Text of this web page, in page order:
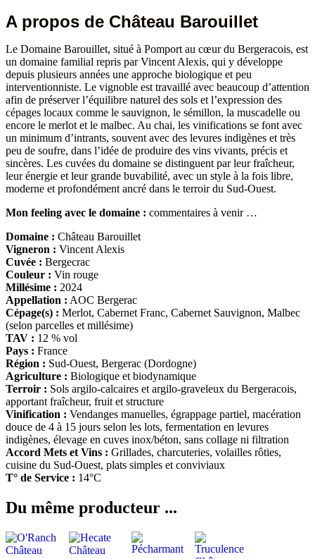
A propos de Château Barouillet
Le Domaine Barouillet, situé à Pomport au cœur du Bergeracois, est
un domaine familial repris par Vincent Alexis, qui y développe
depuis plusieurs années une approche biologique et peu
interventionniste. Le vignoble est travaillé avec beaucoup d’attention
afin de préserver l’équilibre naturel des sols et l’expression des
cépages locaux comme le sauvignon, le sémillon, la muscadelle ou
encore le merlot et le malbec. Au chai, les vinifications se font avec
un minimum d’intrants, souvent avec des levures indigènes et très
peu de soufre, dans l’idée de produire des vins vivants, précis et
sincères. Les cuvées du domaine se distinguent par leur fraîcheur,
leur énergie et leur grande buvabilité, avec un style à la fois libre,
moderne et profondément ancré dans le terroir du Sud-Ouest.
Mon feeling avec le domaine : commentaires à venir …
Domaine : Château Barouillet
Vigneron : Vincent Alexis
Cuvée : Bergecrac
Couleur : Vin rouge
Millésime : 2024
Appellation : AOC Bergerac
Cépage(s) : Merlot, Cabernet Franc, Cabernet Sauvignon, Malbec
(selon parcelles et millésime)
TAV : 12 % vol
Pays : France
Région : Sud-Ouest, Bergerac (Dordogne)
Agriculture : Biologique et biodynamique
Terroir : Sols argilo-calcaires et argilo-graveleux du Bergeracois,
apportant fraîcheur, fruit et structure
Vinification : Vendanges manuelles, égrappage partiel, macération
douce de 4 à 15 jours selon les lots, fermentation en levures
indigènes, élevage en cuves inox/béton, sans collage ni filtration
Accord Mets et Vins : Grillades, charcuteries, volailles rôties,
cuisine du Sud-Ouest, plats simples et conviviaux
T° de Service : 14°C
Du même producteur ...